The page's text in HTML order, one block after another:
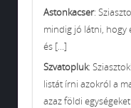
Astonkacser:
mindig jó látni, hogy
és [...]
Szvatopluk:
listát írni azokról a
azaz földi